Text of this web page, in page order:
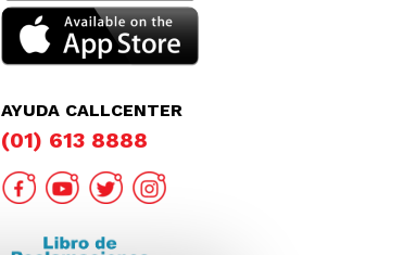
AYUDA CALLCENTER
(01) 613 8888